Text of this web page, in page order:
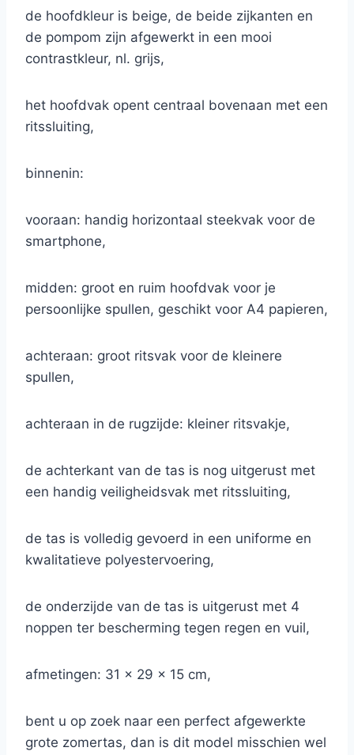
de hoofdkleur is beige, de beide zijkanten en
de pompom zijn afgewerkt in een mooi
contrastkleur, nl. grijs,
het hoofdvak opent centraal bovenaan met een
ritssluiting,
binnenin:
vooraan: handig horizontaal steekvak voor de
smartphone,
midden: groot en ruim hoofdvak voor je
persoonlijke spullen, geschikt voor A4 papieren,
achteraan: groot ritsvak voor de kleinere
spullen,
achteraan in de rugzijde: kleiner ritsvakje,
de achterkant van de tas is nog uitgerust met
een handig veiligheidsvak met ritssluiting,
de tas is volledig gevoerd in een uniforme en
kwalitatieve polyestervoering,
de onderzijde van de tas is uitgerust met 4
noppen ter bescherming tegen regen en vuil,
afmetingen: 31 x 29 x 15 cm,
bent u op zoek naar een perfect afgewerkte
grote zomertas, dan is dit model misschien wel